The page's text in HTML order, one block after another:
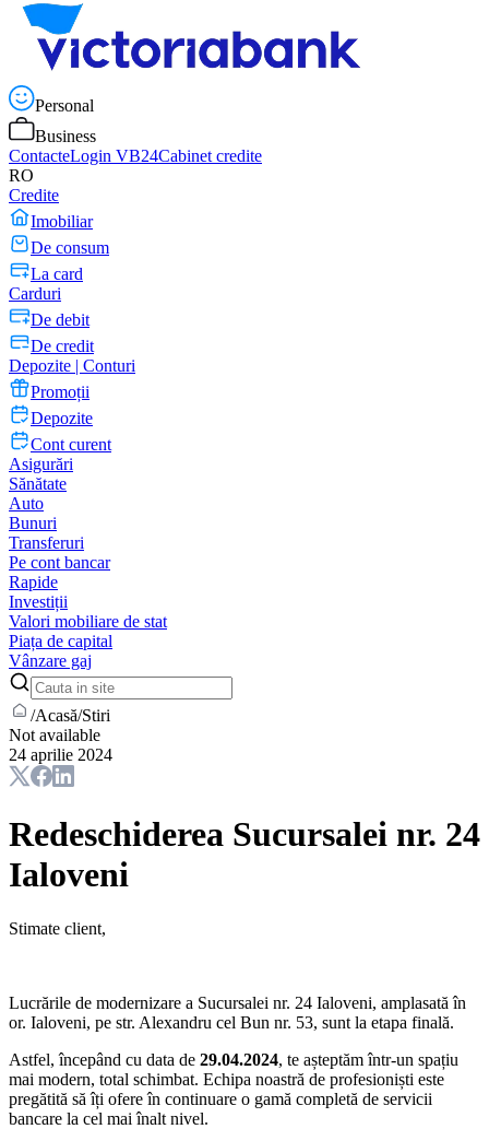
Personal
Business
ContacteLogin VB24Cabinet credite
RO
Credite
Imobiliar
De consum
La card
Carduri
De debit
De credit
Depozite | Conturi
Promoții
Depozite
Cont curent
Asigurări
Sănătate
Auto
Bunuri
Transferuri
Pe cont bancar
Rapide
Investiții
Valori mobiliare de stat
Piața de capital
Vânzare gaj
/Acasă/Stiri
Not available
24 aprilie 2024
Redeschiderea Sucursalei nr. 24
Ialoveni
Stimate client,
Lucrările de modernizare a Sucursalei nr. 24 Ialoveni, amplasată în
or. Ialoveni, pe str. Alexandru cel Bun nr. 53, sunt la etapa finală.
Astfel, începând cu data de 29.04.2024, te așteptăm într-un spațiu
mai modern, total schimbat. Echipa noastră de profesioniști este
pregătită să îți ofere în continuare o gamă completă de servicii
bancare la cel mai înalt nivel.